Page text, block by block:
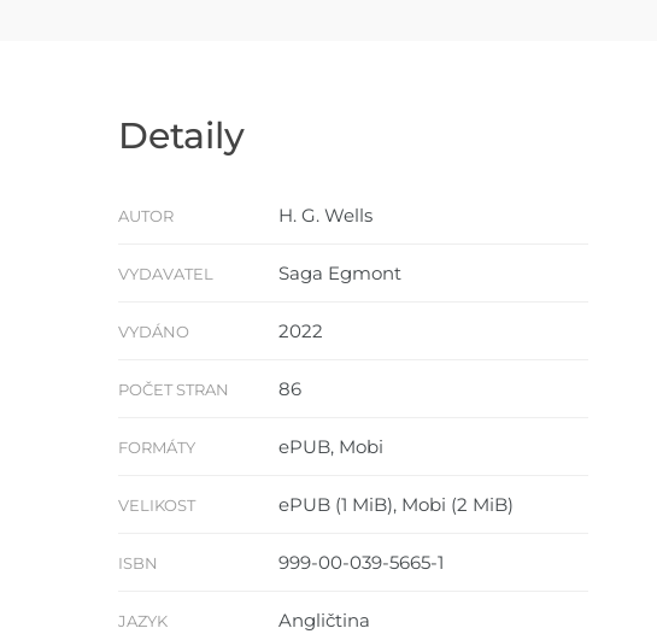
Detaily
AUTOR H. G. Wells
VYDAVATEL Saga Egmont
VYDÁNO 2022
POČET STRAN 86
FORMÁTY ePUB, Mobi
VELIKOST ePUB (1 MiB), Mobi (2 MiB)
ISBN 999-00-039-5665-1
JAZYK Angličtina